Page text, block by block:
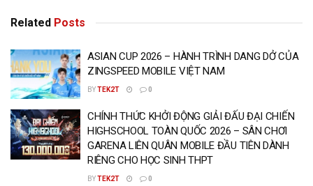
Related Posts
ASIAN CUP 2026 – HÀNH TRÌNH DANG DỞ CỦA
ZINGSPEED MOBILE VIỆT NAM
BYTEK2T 0
CHÍNH THỨC KHỞI ĐỘNG GIẢI ĐẤU ĐẠI CHIẾN
HIGHSCHOOL TOÀN QUỐC 2026 – SÂN CHƠI
GARENA LIÊN QUÂN MOBILE ĐẦU TIÊN DÀNH
RIÊNG CHO HỌC SINH THPT
BYTEK2T 0